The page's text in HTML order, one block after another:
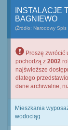
INSTALACJE
BAGNIEWO
(Źródło: Narodowy
Proszę zwrócić
pochodzą z 2002
najświeższe
dlatego
dane archiwalne,
Mieszkania
wodociąg